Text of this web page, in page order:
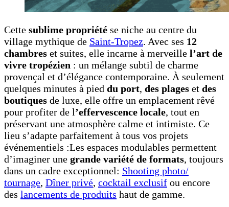
Cette sublime propriété se niche au centre du
village mythique de Saint-Tropez. Avec ses 12
chambres et suites, elle incarne à merveille l’art de
vivre tropézien : un mélange subtil de charme
provençal et d’élégance contemporaine. À seulement
quelques minutes à pied du port, des plages et des
boutiques de luxe, elle offre un emplacement rêvé
pour profiter de l’effervescence locale, tout en
préservant une atmosphère calme et intimiste. Ce
lieu s’adapte parfaitement à tous vos projets
événementiels :Les espaces modulables permettent
d’imaginer une grande variété de formats, toujours
dans un cadre exceptionnel: Shooting photo/
tournage, Dîner privé, cocktail exclusif ou encore
des lancements de produits haut de gamme.